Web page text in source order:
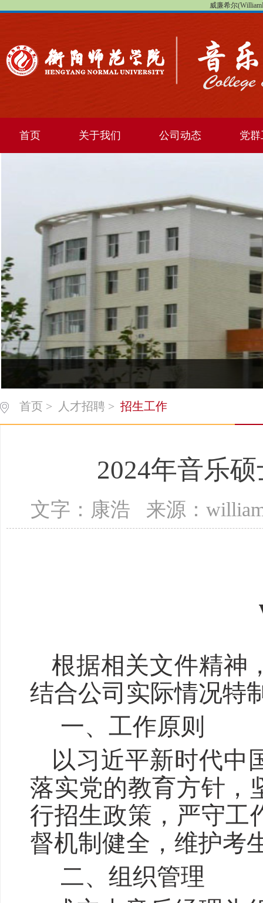
威廉希尔
首页 关于我们 公司动态 党
首页 > 人才招聘 > 招生工作
2024年音乐
文字：康浩 来源：
根据相关文件精神
结合公司 实际情况特
一、 工作原则
以习近平新时代中
落实党的教育方针，
行招生政策，严守工
督机制健全，维护考
二、组织管理